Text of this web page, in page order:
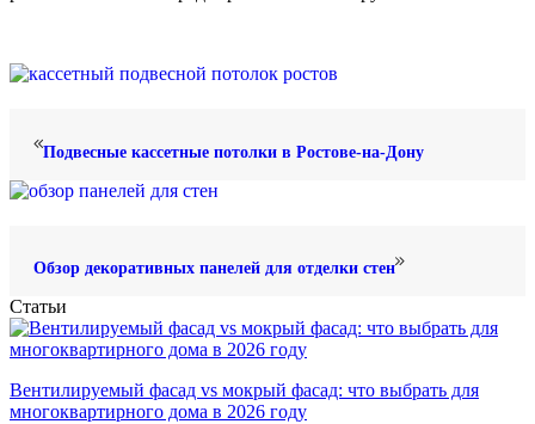
Подвесные кассетные потолки в Ростове-на-Дону
Обзор декоративных панелей для отделки стен
Статьи
Вентилируемый фасад vs мокрый фасад: что выбрать для
многоквартирного дома в 2026 году